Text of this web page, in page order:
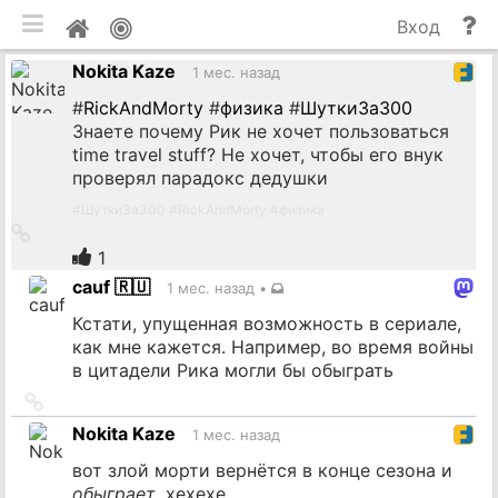
Мой
профиль
и
Вход
Nokita Kaze
1 мес. назад
#RickAndMorty #физика #ШуткиЗа300
Знаете почему Рик не хочет пользоваться
time travel stuff? Не хочет, чтобы его внук
проверял парадокс дедушки
источник
1
cauf 🇷🇺
1 мес. назад •
Кстати, упущенная возможность в сериале,
как мне кажется. Например, во время войны
в цитадели Рика могли бы обыграть
на
источник
Nokita Kaze 1 мес. назад
вот злой морти вернётся в конце сезона и
обыграет, хехехе
мобильная версия